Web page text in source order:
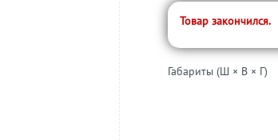
Товар закончился.
Габариты (Ш × В × Г)